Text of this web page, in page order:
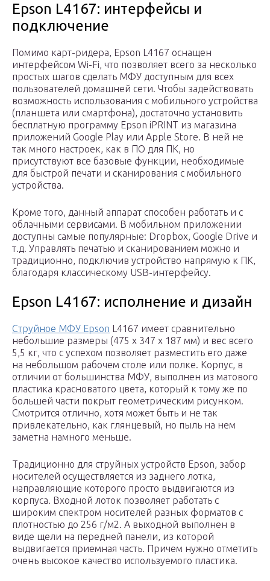
Epson L4167: интерфейсы и
подключение
Помимо карт-ридера, Epson L4167 оснащен
интерфейсом Wi-Fi, что позволяет всего за несколько
простых шагов сделать МФУ доступным для всех
пользователей домашней сети. Чтобы задействовать
возможность использования с мобильного устройства
(планшета или смартфона), достаточно установить
бесплатную программу Epson iPRINT из магазина
приложений Google Play или Apple Store. В ней не
так много настроек, как в ПО для ПК, но
присутствуют все базовые функции, необходимые
для быстрой печати и сканирования с мобильного
устройства.
Кроме того, данный аппарат способен работать и с
облачными сервисами. В мобильном приложении
доступны самые популярные: Dropbox, Google Drive и
т.д. Управлять печатью и сканированием можно и
традиционно, подключив устройство напрямую к ПК,
благодаря классическому USB-интерфейсу.
Epson L4167: исполнение и дизайн
Струйное МФУ Epson L4167 имеет сравнительно
небольшие размеры (475 x 347 x 187 мм) и вес всего
5,5 кг, что с успехом позволяет разместить его даже
на небольшом рабочем столе или полке. Корпус, в
отличии от большинства МФУ, выполнен из матового
пластика красноватого цвета, который к тому же по
большей части покрыт геометрическим рисунком.
Смотрится отлично, хотя может быть и не так
привлекательно, как глянцевый, но пыль на нем
заметна намного меньше.
Традиционно для струйных устройств Epson, забор
носителей осуществляется из заднего лотка,
направляющие которого просто выдвигаются из
корпуса. Входной лоток позволяет работать с
широким спектром носителей разных форматов с
плотностью до 256 г/м2. А выходной выполнен в
виде щели на передней панели, из которой
выдвигается приемная часть. Причем нужно отметить
очень высокое качество используемого пластика.